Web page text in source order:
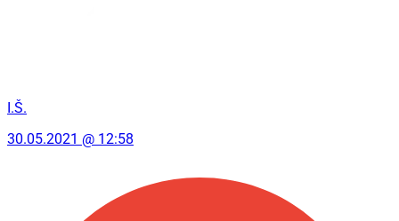
I.Š.
30.05.2021 @ 12:58